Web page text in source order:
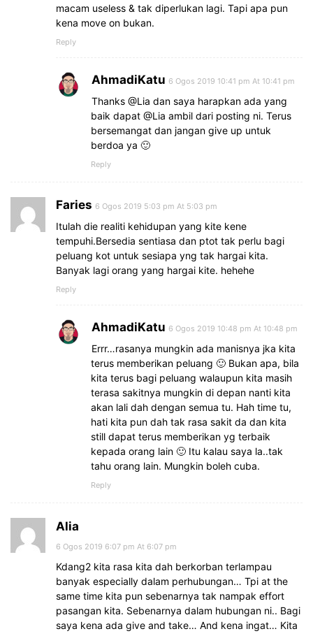
macam useless & tak diperlukan lagi. Tapi apa pun
kena move on bukan.
Reply
AhmadiKatu 6 Ogos 2019 10:41 pm At 10:41 pm
Thanks @Lia dan saya harapkan ada yang
baik dapat @Lia ambil dari posting ni. Terus
bersemangat dan jangan give up untuk
berdoa ya 🙂
Reply
Faries 6 Ogos 2019 5:03 pm At 5:03 pm
Itulah die realiti kehidupan yang kite kene
tempuhi.Bersedia sentiasa dan ptot tak perlu bagi
peluang kot untuk sesiapa yng tak hargai kita.
Banyak lagi orang yang hargai kite. hehehe
Reply
AhmadiKatu 6 Ogos 2019 10:48 pm At 10:48 pm
Errr…rasanya mungkin ada manisnya jka kita
terus memberikan peluang 🙂 Bukan apa, bila
kita terus bagi peluang walaupun kita masih
terasa sakitnya mungkin di depan nanti kita
akan lali dah dengan semua tu. Hah time tu,
hati kita pun dah tak rasa sakit da dan kita
still dapat terus memberikan yg terbaik
kepada orang lain 🙂 Itu kalau saya la..tak
tahu orang lain. Mungkin boleh cuba.
Reply
Alia
6 Ogos 2019 6:07 pm At 6:07 pm
Kdang2 kita rasa kita dah berkorban terlampau
banyak especially dalam perhubungan… Tpi at the
same time kita pun sebenarnya tak nampak effort
pasangan kita. Sebenarnya dalam hubungan ni.. Bagi
saya kena ada give and take… And kena ingat… Kita